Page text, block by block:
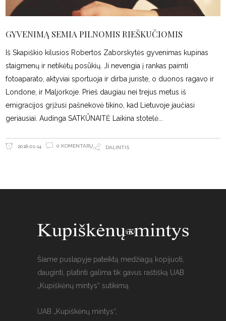
GYVENIMĄ SEMIA PILNOMIS RIEŠKUČIOMIS
Iš Skapiškio kilusios Robertos Zaborskytės gyvenimas kupinas
staigmenų ir netikėtų posūkių. Ji nevengia į rankas paimti
fotoaparato, aktyviai sportuoja ir dirba juriste, o duonos ragavo ir
Londone, ir Maljorkoje. Prieš daugiau nei trejus metus iš
emigracijos grįžusi pašnekovė tikino, kad Lietuvoje jaučiasi
geriausiai. Audinga SATKŪNAITĖ Laikina stotelė
2018-01-14 0 KOMENTARŲ DALINTIS
Šiame puslapyje pateiktą medžiagą kopijuoti,
dauginti, platinti galima tik gavus raštišką UAB
„Kupiškėnų mintys“ sutikimą.
UAB „Kupiškėnų mintys“,